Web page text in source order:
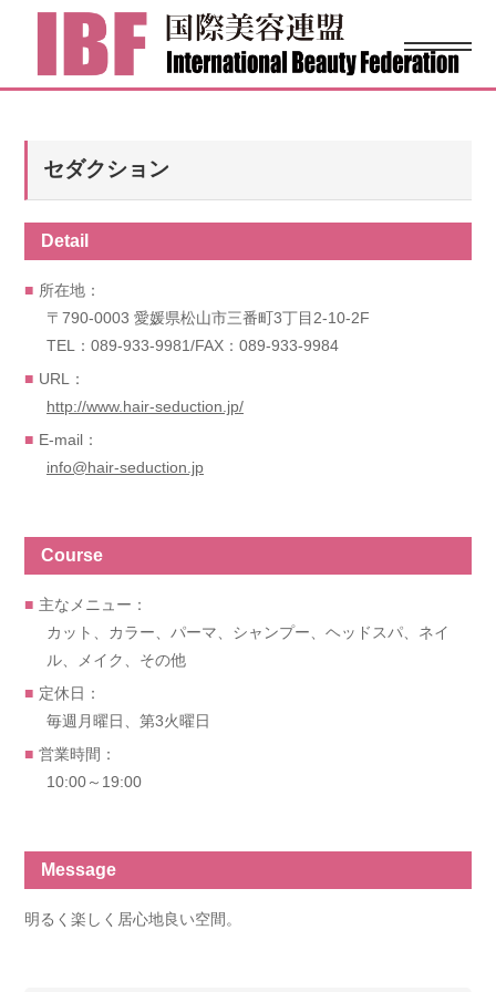
セダクション
Detail
所在地：
〒790-0003 愛媛県松山市三番町3丁目2-10-2F
TEL：089-933-9981/FAX：089-933-9984
URL：
http://www.hair-seduction.jp/
E-mail：
info@hair-seduction.jp
Course
主なメニュー：
カット、カラー、パーマ、シャンプー、ヘッドスパ、ネイ
ル、メイク、その他
定休日：
毎週月曜日、第3火曜日
営業時間：
10:00～19:00
Message
明るく楽しく居心地良い空間。